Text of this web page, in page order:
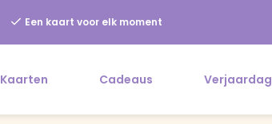
Een kaart voor elk moment
Kaarten Cadeaus Verjaardag